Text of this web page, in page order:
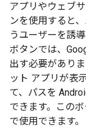
アプリやウェブ
ンを使用すると
うユーザーを誘
ボタンでは、
出す必要があり
ット アプリが表
て、パスを
できます。この
で使用できます。